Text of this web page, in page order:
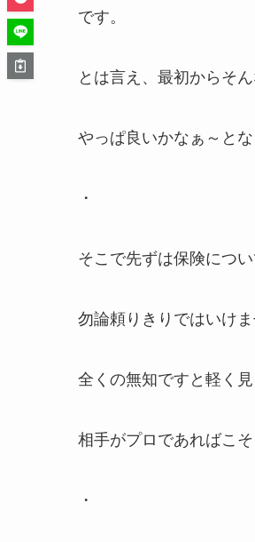
です。
とは言え、最初からそ
やっぱ良いかなぁ～とな
・
そこで先ずは保険につ
勿論頼りきりではいけま
全くの無知ですと軽く
相手がプロであればこ
・